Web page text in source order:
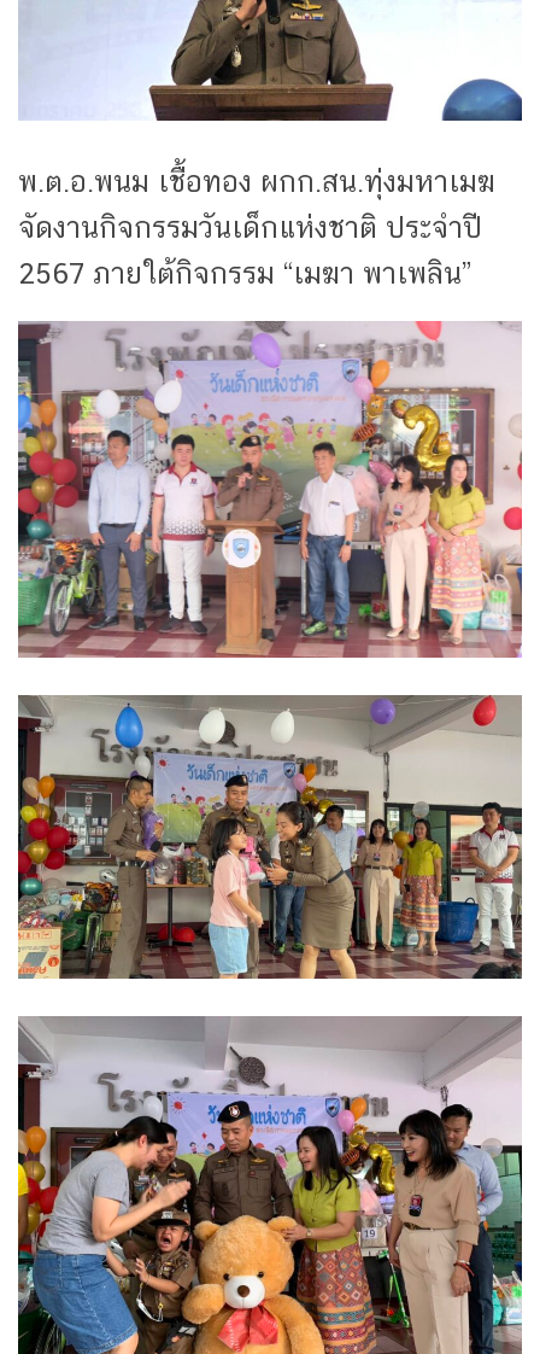
พ.ต.อ.พนม เชื้อทอง ผกก.สน.ทุ่งมหาเมฆ
จัดงานกิจกรรมวันเด็กแห่งชาติ ประจำปี
2567 ภายใต้กิจกรรม “เมฆา พาเพลิน”